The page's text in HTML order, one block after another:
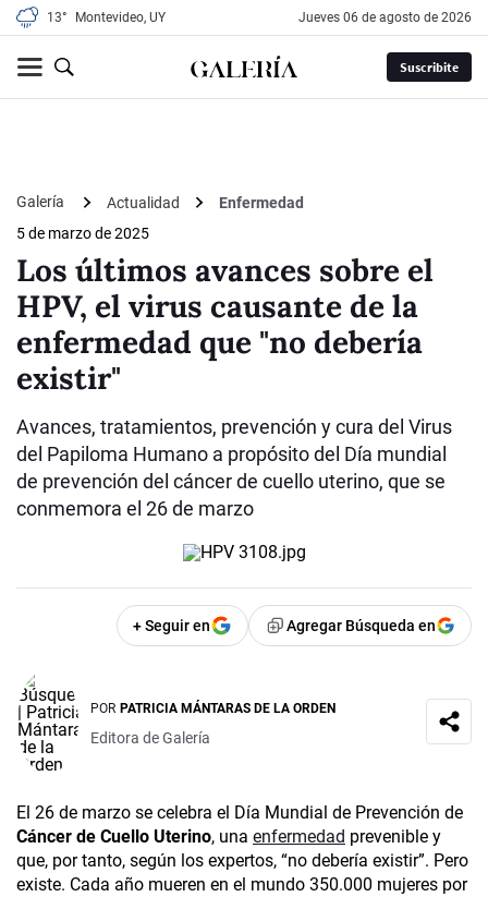
13° Montevideo, UY jueves 06 de agosto de 2026
Suscribite
Galería Actualidad
Enfermedad
5 de marzo de 2025
Los últimos avances sobre el
HPV, el virus causante de la
enfermedad que "no debería
existir"
Avances, tratamientos, prevención y cura del Virus
del Papiloma Humano a propósito del Día mundial
de prevención del cáncer de cuello uterino, que se
conmemora el 26 de marzo
+ Seguir en Agregar Búsqueda en
POR PATRICIA MÁNTARAS DE LA ORDEN
Editora de Galería
El 26 de marzo se celebra el Día Mundial­ de Prevención de
Cáncer de Cuello Uterino, una enfermedad prevenible y
que, por tanto, según los expertos, “no debería existir”. Pero
existe. Cada año mueren en el mundo 350.000 mujeres por